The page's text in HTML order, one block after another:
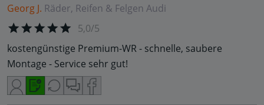
Georg J. Räder, Reifen & Felgen Audi
5,0/5
kostengünstige Premium-WR - schnelle, saubere
Montage - Service sehr gut!